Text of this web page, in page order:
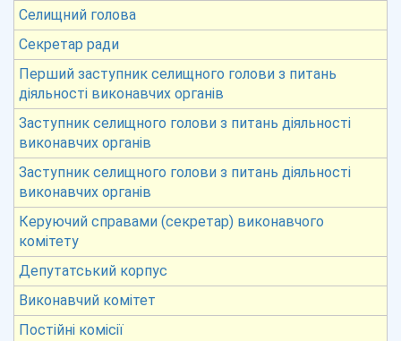
Селищний голова
Секретар ради
Перший заступник селищного голови з питань
діяльності виконавчих органів
Заступник селищного голови з питань діяльності
виконавчих органів
Заступник селищного голови з питань діяльності
виконавчих органів
Керуючий справами (секретар) виконавчого
комітету
Депутатський корпус
Виконавчий комітет
Постійні комісії